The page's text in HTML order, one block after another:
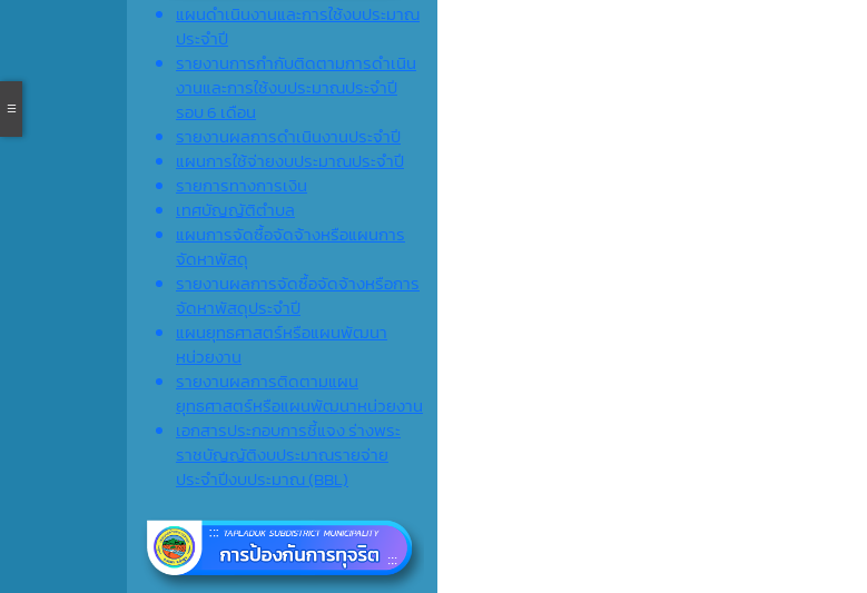
แผนดำเนินงานและการใช้งบประมาณ
ประจำปี
รายงานการกำกับติดตามการดำเนิน
งานและการใช้งบประมาณประจำปี
รอบ 6 เดือน
รายงานผลการดำเนินงานประจำปี
แผนการใช้จ่ายงบประมาณประจำปี
รายการทางการเงิน
เทศบัญญัติตำบล
แผนการจัดซื้อจัดจ้างหรือแผนการ
จัดหาพัสดุ
รายงานผลการจัดซื้อจัดจ้างหรือการ
จัดหาพัสดุประจำปี
แผนยุทธศาสตร์หรือแผนพัฒนา
หน่วยงาน
รายงานผลการติดตามแผน
ยุทธศาสตร์หรือแผนพัฒนาหน่วยงาน
เอกสารประกอบการชี้แจง ร่างพระ
ราชบัญญัติงบประมาณรายจ่าย
ประจำปีงบประมาณ (ฺBBL)